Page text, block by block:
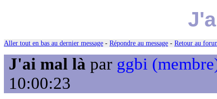
Aller tout en bas au dernier message - Répondre au message - Retour au
J'ai mal là par ggbi
10:00:23